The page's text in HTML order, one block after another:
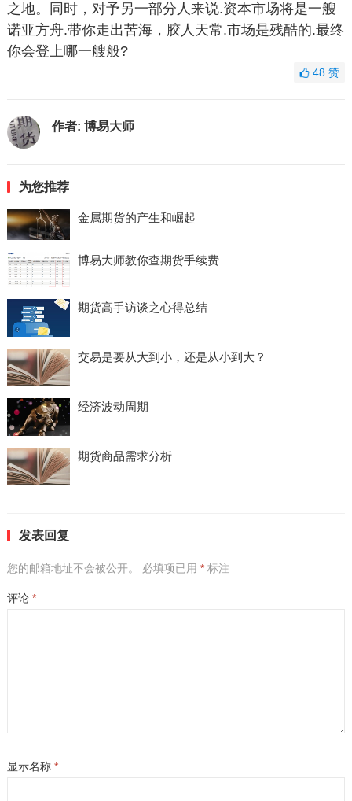
之地。同时，对予另一部分人来说.资本市场将是一艘
诺亚方舟.带你走出苦海，胶人天常.市场是残酷的.最终
你会登上哪一艘般?
48赞
作者: 博易大师
为您推荐
金属期货的产生和崛起
博易大师教你查期货手续费
期货高手访谈之心得总结
交易是要从大到小，还是从小到大？
经济波动周期
期货商品需求分析
发表回复
您的邮箱地址不会被公开。 必填项已用 *标注
评论 *
显示名称 *